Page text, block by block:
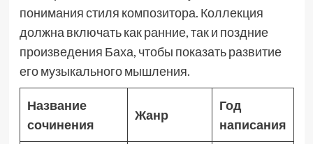
понимания стиля композитора. Коллекция
должна включать как ранние, так и поздние
произведения Баха, чтобы показать развитие
его музыкального мышления.
Название
сочинения
Жанр
Год
написания